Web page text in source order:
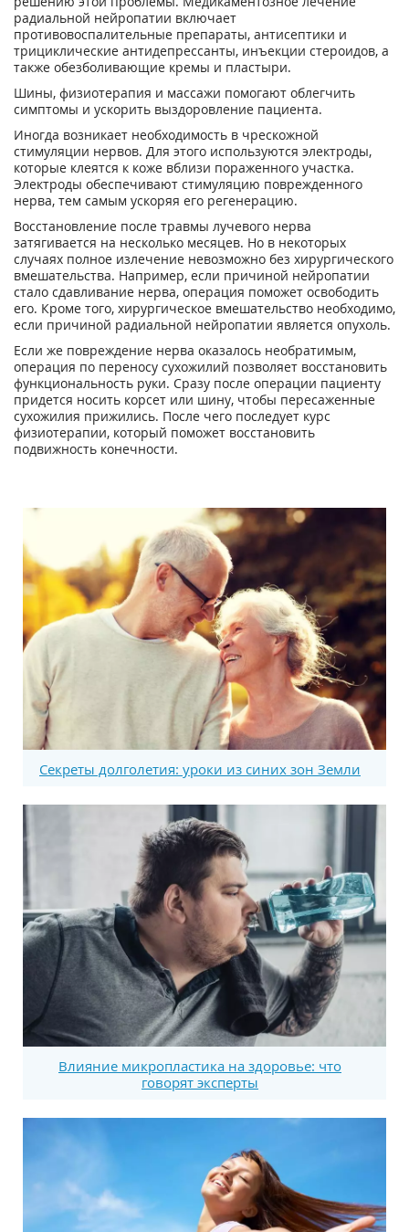
радиальной нейропатии включает
противовоспалительные препараты, антисептики и
трициклические антидепрессанты, инъекции стероидов, а
также обезболивающие кремы и пластыри.
Шины, физиотерапия и массажи помогают облегчить
симптомы и ускорить выздоровление пациента.
Иногда возникает необходимость в чрескожной
стимуляции нервов. Для этого используются электроды,
которые клеятся к коже вблизи пораженного участка.
Электроды обеспечивают стимуляцию поврежденного
нерва, тем самым ускоряя его регенерацию.
Восстановление после травмы лучевого нерва
затягивается на несколько месяцев. Но в некоторых
случаях полное излечение невозможно без хирургического
вмешательства. Например, если причиной нейропатии
стало сдавливание нерва, операция поможет освободить
его. Кроме того, хирургическое вмешательство необходимо,
если причиной радиальной нейропатии является опухоль.
Если же повреждение нерва оказалось необратимым,
операция по переносу сухожилий позволяет восстановить
функциональность руки. Сразу после операции пациенту
придется носить корсет или шину, чтобы пересаженные
сухожилия прижились. После чего последует курс
физиотерапии, который поможет восстановить
подвижность конечности.
Секреты долголетия: уроки из синих зон Земли
Влияние микропластика на здоровье: что
говорят эксперты